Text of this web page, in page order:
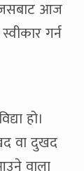
जसबाट आज
गर्न
हो।
वा दुखद